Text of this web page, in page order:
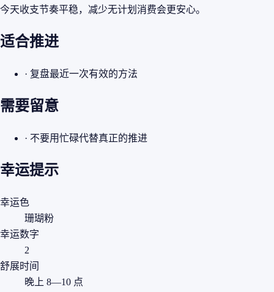
今天收支节奏平稳，减少无计划消费会更安心。
适合推进
· 复盘最近一次有效的方法
需要留意
· 不要用忙碌代替真正的推进
幸运提示
幸运色
珊瑚粉
幸运数字
2
舒展时间
晚上 8—10 点